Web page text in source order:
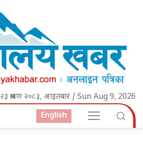
२३ श्रावण २०८३, आइतबार / Sun Aug 9, 2026
English